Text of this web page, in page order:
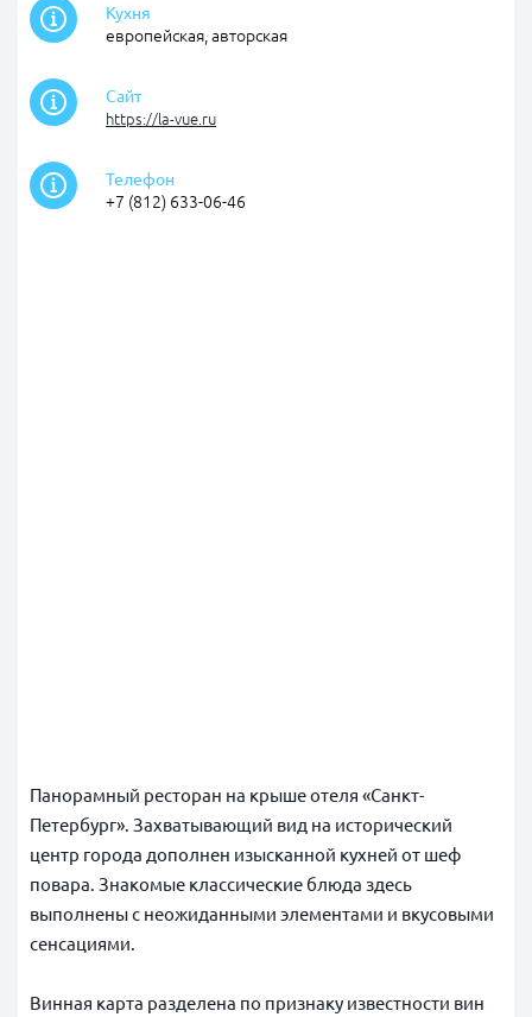
Кухня
европейская, авторская
Сайт
https://la-vue.ru
Телефон
+7 (812) 633-06-46
Панорамный ресторан на крыше отеля «Санкт-
Петербург». Захватывающий вид на исторический
центр города дополнен изысканной кухней от шеф
повара. Знакомые классические блюда здесь
выполнены с неожиданными элементами и вкусовыми
сенсациями.
Винная карта разделена по признаку известности вин